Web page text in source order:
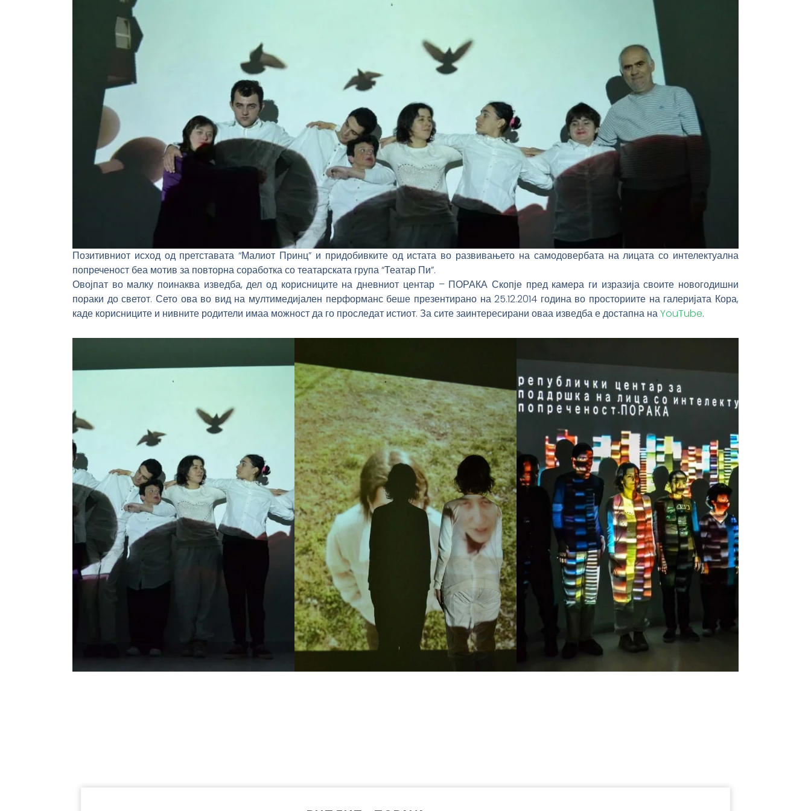
Позитивниот исход од претставата “Малиот Принц” и придобивките од истата во развивањето на самодовербата на лицата со интелектуална
попреченост беа мотив за повторна соработка со театарската група “Театар Пи”.
Овојпат во малку поинаква изведба, дел од корисниците на дневниот центар – ПОРАКА Скопје пред камера ги изразија своите новогодишни
пораки до светот. Сето ова во вид на мултимедијален перформанс беше презентирано на 25.12.2014 година во просториите на галеријата Кора,
каде корисниците и нивните родители имаа можност да го проследат истиот. За сите заинтересирани оваа изведба е достапна наYouTube.